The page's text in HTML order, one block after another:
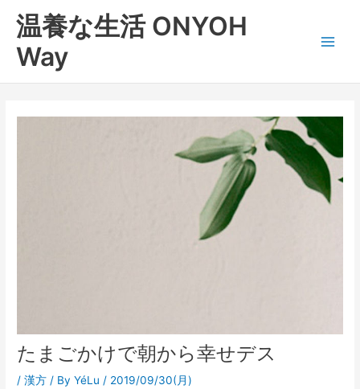
温養な生活 ONYOH
Way
たまごかけで朝から幸せデス
/漢方 / ByYéLu / 2019/09/30(月)